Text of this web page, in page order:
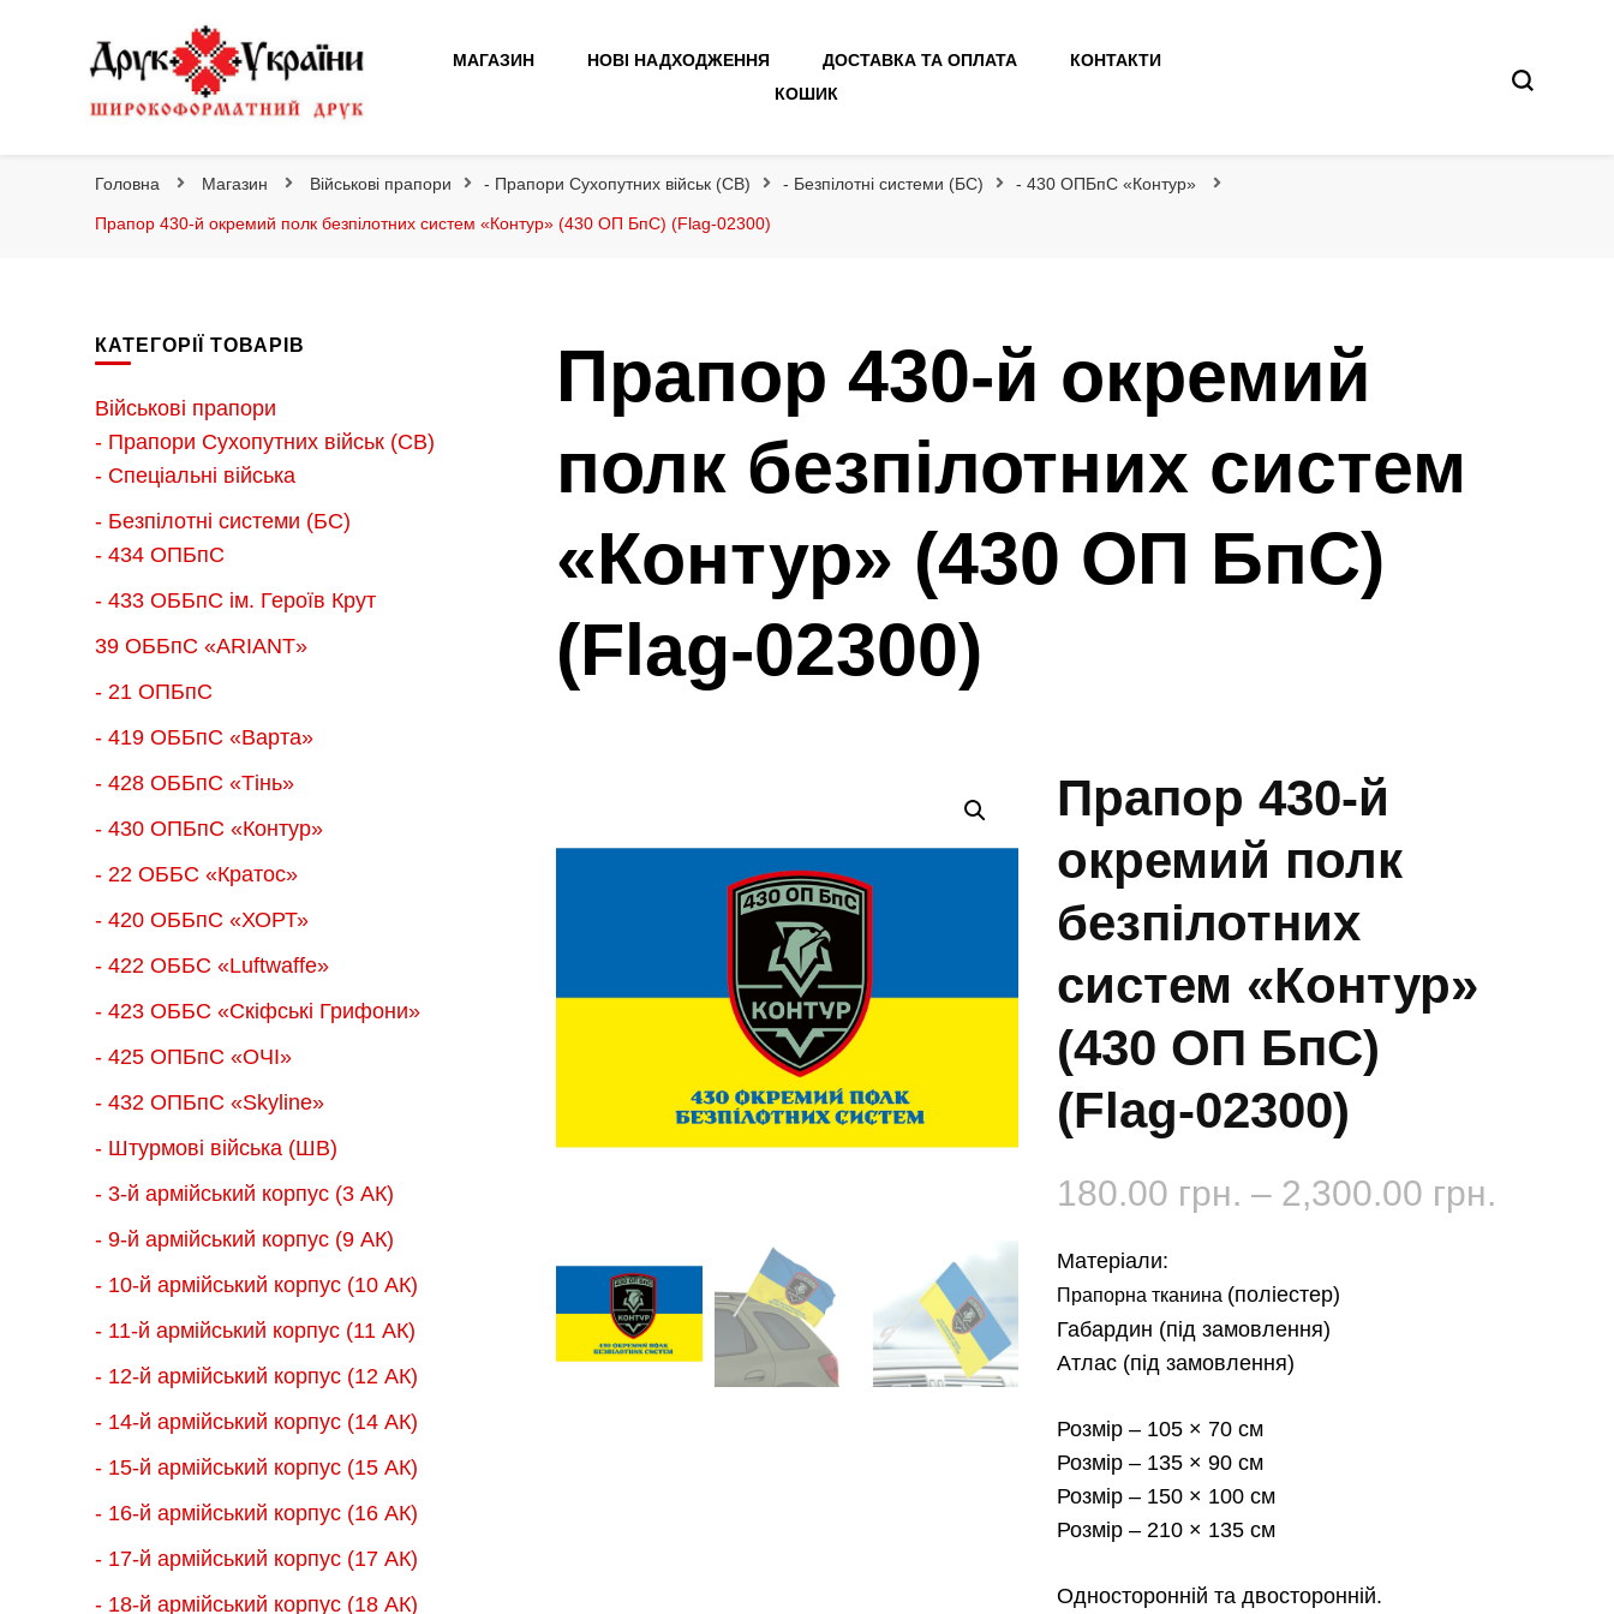
Друк України
МАГАЗИН НОВІ НАДХОДЖЕННЯ ДОСТАВКА ТА ОПЛАТА
КОНТАКТИ
КОШИК
Головна Магазин Військові прапори - Прапори Сухопутних військ (СВ) - Безпілотні системи (БС) - 430 ОПБпС «Контур»
Прапор 430-й окремий полк безпілотних систем «Контур» (430 ОП БпС) (Flag-02300)
Прапор 430-й окремий
полк безпілотних систем
«Контур» (430 ОП БпС)
(Flag-02300)
Прапор 430-й
окремий полк
безпілотних
систем «Контур»
(430 ОП БпС)
(Flag-02300)
180.00 грн. – 2,300.00 грн.
Матеріали:
Прапорна тканина (поліестер)
Габардин (під замовлення)
Атлас (під замовлення)
Розмір – 105 × 70 см
Розмір – 135 × 90 см
Розмір – 150 × 100 см
Розмір – 210 × 135 см
Односторонній та двосторонній.
КАТЕГОРІЇ ТОВАРІВ
Військові прапори
- Прапори Сухопутних військ (СВ)
- Спеціальні війська
- Безпілотні системи (БС)
- 434 ОПБпС
- 433 ОББпС ім. Героїв Крут
39 ОББпС «ARIANT»
- 21 ОПБпС
- 419 ОББпС «Варта»
- 428 ОББпС «Тінь»
- 430 ОПБпС «Контур»
- 22 ОББС «Кратос»
- 420 ОББпС «ХОРТ»
- 422 ОББС «Luftwaffe»
- 423 ОББС «Скіфські Грифони»
- 425 ОПБпС «ОЧІ»
- 432 ОПБпС «Skyline»
- Штурмові війська (ШВ)
- 3-й армійський корпус (3 АК)
- 9-й армійський корпус (9 АК)
- 10-й армійський корпус (10 АК)
- 11-й армійський корпус (11 АК)
- 12-й армійський корпус (12 АК)
- 14-й армійський корпус (14 АК)
- 15-й армійський корпус (15 АК)
- 16-й армійський корпус (16 АК)
- 17-й армійський корпус (17 АК)
- 18-й армійський корпус (18 AК)